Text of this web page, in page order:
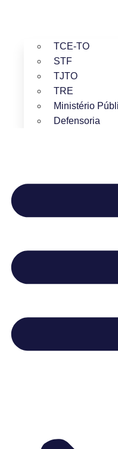
TCE-TO
STF
TJTO
TRE
Ministério
Defensoria